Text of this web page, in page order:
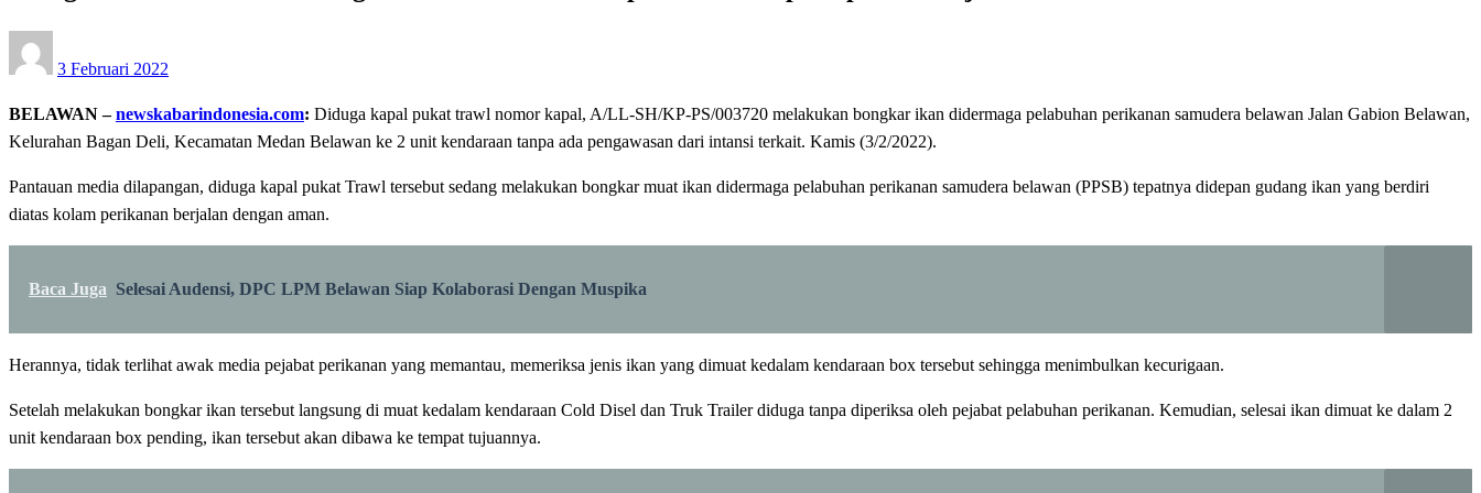
on
3 Februari 2022
BELAWAN –newskabarindonesia.com: Diduga kapal pukat trawl nomor kapal, A/LL-SH/KP-PS/003720 melakukan bongkar ikan didermaga pelabuhan perikanan samudera belawan Jalan Gabion Belawan,
Kelurahan Bagan Deli, Kecamatan Medan Belawan ke 2 unit kendaraan tanpa ada pengawasan dari intansi terkait. Kamis (3/2/2022).
Pantauan media dilapangan, diduga kapal pukat Trawl tersebut sedang melakukan bongkar muat ikan didermaga pelabuhan perikanan samudera belawan (PPSB) tepatnya didepan gudang ikan yang berdiri
diatas kolam perikanan berjalan dengan aman.
Baca Juga Selesai Audensi, DPC LPM Belawan Siap Kolaborasi Dengan Muspika
Herannya, tidak terlihat awak media pejabat perikanan yang memantau, memeriksa jenis ikan yang dimuat kedalam kendaraan box tersebut sehingga menimbulkan kecurigaan.
Setelah melakukan bongkar ikan tersebut langsung di muat kedalam kendaraan Cold Disel dan Truk Trailer diduga tanpa diperiksa oleh pejabat pelabuhan perikanan. Kemudian, selesai ikan dimuat ke dalam 2
unit kendaraan box pending, ikan tersebut akan dibawa ke tempat tujuannya.